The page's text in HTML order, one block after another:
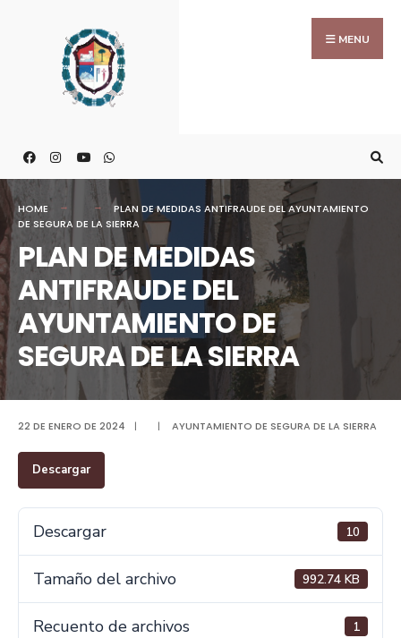
MENU
HOME
PLAN DE MEDIDAS ANTIFRAUDE DEL AYUNTAMIENTO
DE SEGURA DE LA SIERRA
PLAN DE MEDIDAS
ANTIFRAUDE DEL
AYUNTAMIENTO DE
SEGURA DE LA SIERRA
22 DE ENERO DE 2024 | | AYUNTAMIENTO DE SEGURA DE LA SIERRA
Descargar
Descargar 10
Tamaño del archivo 992.74 KB
Recuento de archivos 1